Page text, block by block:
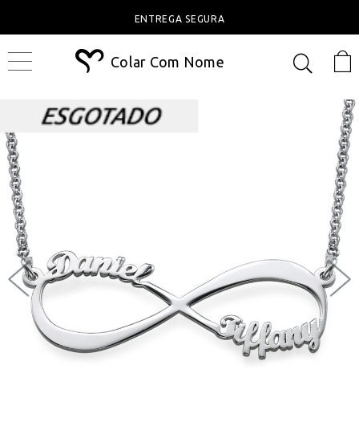
ENTREGA SEGURA
Colar Com Nome